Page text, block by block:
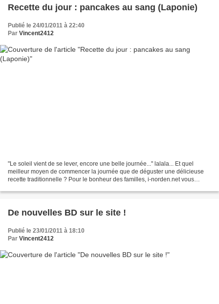
Recette du jour : pancakes au sang (Laponie)
Publié le 24/01/2011 à 22:40
Par Vincent2412
"Le soleil vient de se lever, encore une belle journée..." lalala... Et quel
meilleur moyen de commencer la journée que de déguster une délicieuse
recette traditionnelle ? Pour le bonheur des familles, i-norden.net vous
De nouvelles BD sur le site !
Publié le 23/01/2011 à 18:10
Par Vincent2412